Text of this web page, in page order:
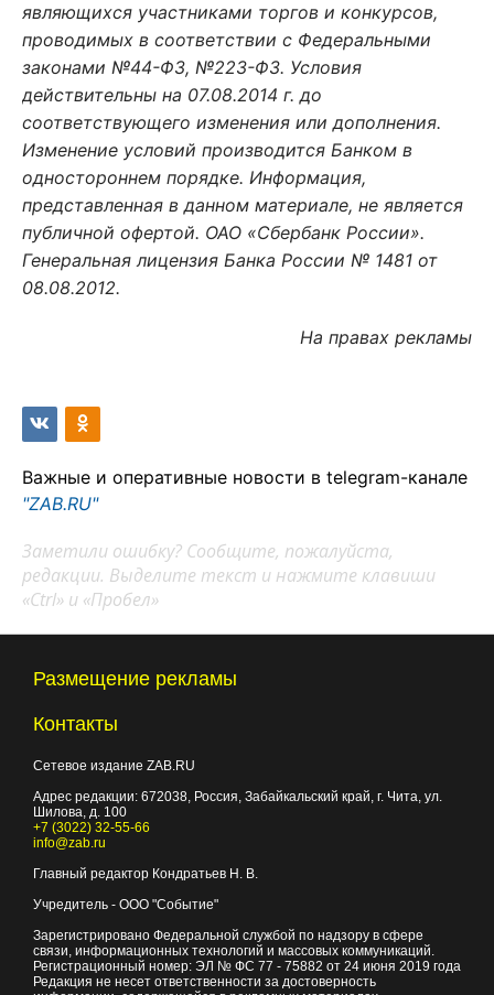
являющихся участниками торгов и конкурсов,
проводимых в соответствии с Федеральными
законами №44-ФЗ, №223-ФЗ. Условия
действительны на 07.08.2014 г. до
соответствующего изменения или дополнения.
Изменение условий производится Банком в
одностороннем порядке. Информация,
представленная в данном материале, не является
публичной офертой. ОАО «Сбербанк России».
Генеральная лицензия Банка России № 1481 от
08.08.2012.
На правах рекламы
Важные и оперативные новости в telegram-канале
"ZAB.RU"
Заметили ошибку? Сообщите, пожалуйста,
редакции. Выделите текст и нажмите клавиши
«Ctrl» и «Пробел»
Размещение рекламы
Контакты
Сетевое издание ZAB.RU
Адрес редакции: 672038, Россия, Забайкальский край, г. Чита, ул.
Шилова, д. 100
+7 (3022) 32-55-66
info@zab.ru
Главный редактор Кондратьев Н. В.
Учредитель - ООО "Событие"
Зарегистрировано Федеральной службой по надзору в сфере
связи, информационных технологий и массовых коммуникаций.
Регистрационный номер: ЭЛ № ФС 77 - 75882 от 24 июня 2019 года
Редакция не несет ответственности за достоверность